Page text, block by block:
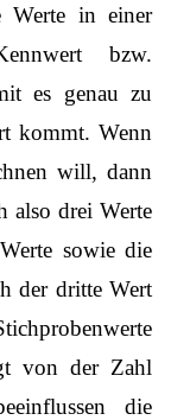
Werte in einer
bzw.
es genau zu
kommt. Wenn
will, dann
also drei Werte
sowie die
der dritte Wert
von der Zahl
die